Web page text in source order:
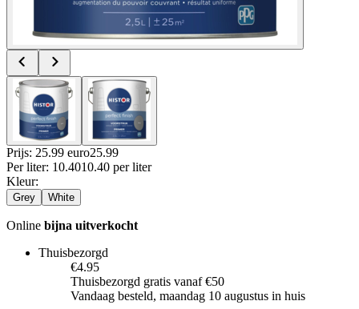
Prijs: 25.99 euro25.99
Per liter: 10.4010.40 per liter
Kleur:
Grey White
Online bijna uitverkocht
Thuisbezorgd
€4.95
Thuisbezorgd gratis vanaf €50
Vandaag besteld, maandag 10 augustus in huis